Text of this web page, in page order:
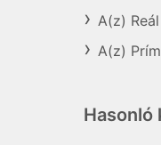
A(z)
A(z)
Hasonló